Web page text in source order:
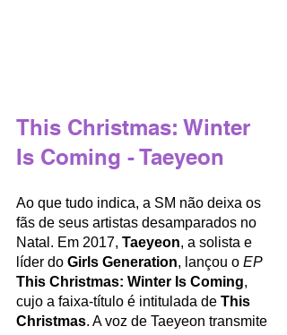
This Christmas: Winter
Is Coming - Taeyeon
Ao que tudo indica, a SM não deixa os
fãs de seus artistas desamparados no
Natal. Em 2017, Taeyeon, a solista e
líder do Girls Generation, lançou o EP
This Christmas: Winter Is Coming,
cujo a faixa-título é intitulada de This
Christmas. A voz de Taeyeon transmite